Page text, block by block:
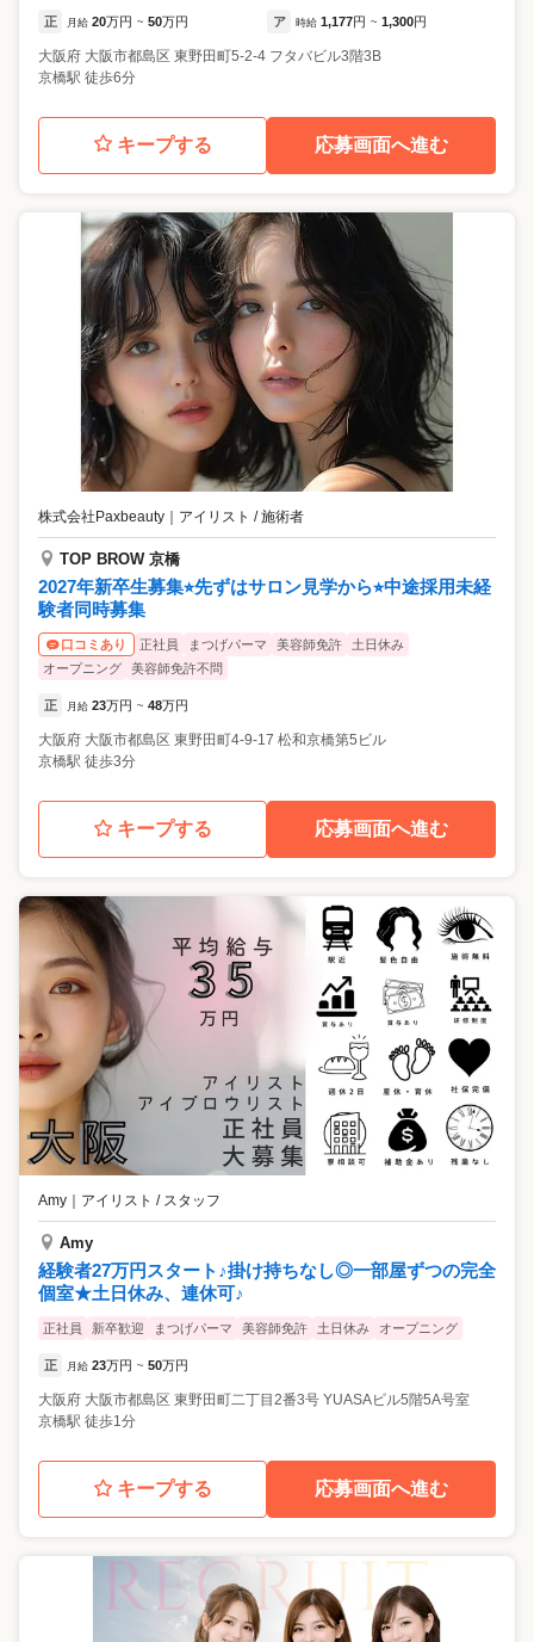
正 月給 20万円 ~ 50万円 ア 時給 1,177円 ~ 1,300円
大阪府 大阪市都島区 東野田町5-2-4 フタバビル3階3B
京橋駅 徒歩6分
キープする 応募画面へ進む
株式会社Paxbeauty アイリスト / 施術者
TOP BROW 京橋
2027年新卒生募集⭐︎先ずはサロン見学から⭐︎中途採用未経
験者同時募集
口コミあり 正社員 まつげパーマ 美容師免許
土日休み
オープニング
美容師免許不問
正 月給 23万円 ~ 48万円
大阪府 大阪市都島区 東野田町4-9-17 松和京橋第5ビル
京橋駅 徒歩3分
キープする 応募画面へ進む
Amy アイリスト / スタッフ
Amy
経験者27万円スタート♪掛け持ちなし◎一部屋ずつの完全
個室★土日休み、連休可♪
正社員 新卒歓迎 まつげパーマ 美容師免許 土日休み オープニング
正 月給 23万円 ~ 50万円
大阪府 大阪市都島区 東野田町二丁目2番3号 YUASAビル5階5A号室
京橋駅 徒歩1分
キープする 応募画面へ進む